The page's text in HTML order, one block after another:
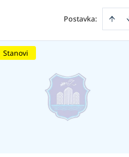
Postavka:
Stanovi